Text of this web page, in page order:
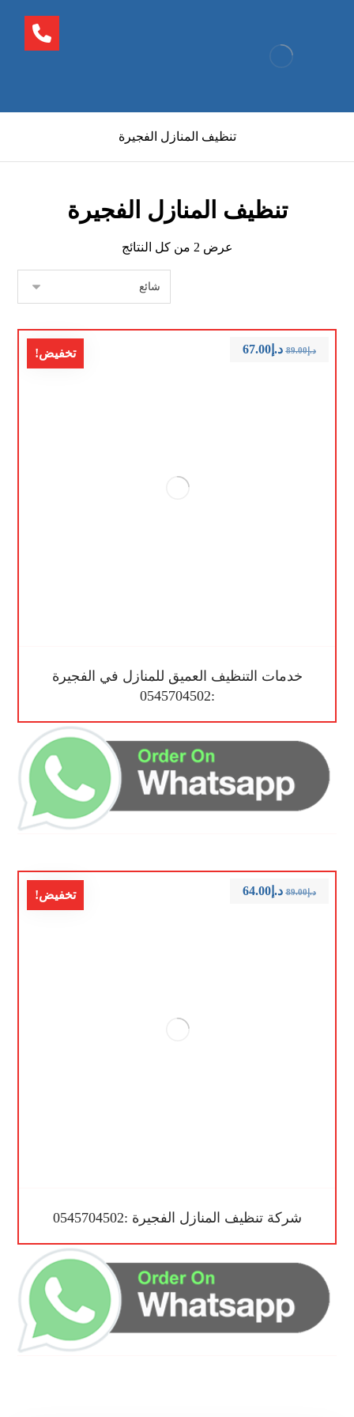
تنظيف المنازل الفجيرة
تنظيف المنازل الفجيرة
عرض ⁦2⁩ من كل النتائج
تخفيض!
خدمات التنظيف العميق للمنازل في الفجيرة
:0545704502
د.إ89.00 د.إ67.00
تخفيض!
شركة تنظيف المنازل الفجيرة :0545704502
د.إ89.00 د.إ64.00